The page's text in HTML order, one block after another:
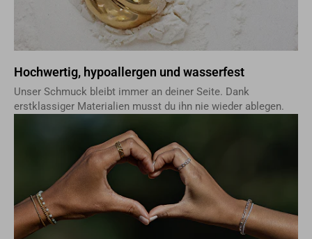
Hochwertig, hypoallergen und wasserfest
Unser Schmuck bleibt immer an deiner Seite. Dank
erstklassiger Materialien musst du ihn nie wieder ablegen.